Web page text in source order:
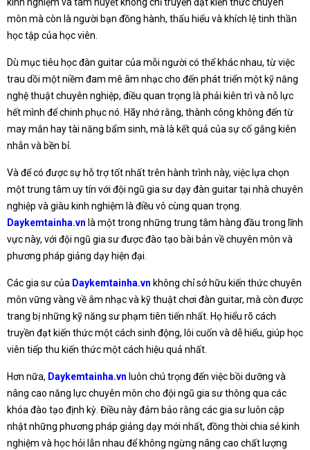
kinh nghiệm và tâm huyết không chỉ truyền đạt kiến thức chuyên
môn mà còn là người bạn đồng hành, thấu hiểu và khích lệ tinh thần
học tập của học viên.
Dù mục tiêu học đàn guitar của mỗi người có thể khác nhau, từ việc
trau dồi một niềm đam mê âm nhạc cho đến phát triển một kỹ năng
nghệ thuật chuyên nghiệp, điều quan trọng là phải kiên trì và nỗ lực
hết mình để chinh phục nó. Hãy nhớ rằng, thành công không đến từ
may mắn hay tài năng bẩm sinh, mà là kết quả của sự cố gắng kiên
nhẫn và bền bỉ.
Và để có được sự hỗ trợ tốt nhất trên hành trình này, việc lựa chọn
một trung tâm uy tín với đội ngũ gia sư dạy đàn guitar tại nhà chuyên
nghiệp và giàu kinh nghiệm là điều vô cùng quan trọng.
Daykemtainha.vn là một trong những trung tâm hàng đầu trong lĩnh
vực này, với đội ngũ gia sư được đào tạo bài bản về chuyên môn và
phương pháp giảng dạy hiện đại.
Các gia sư của Daykemtainha.vn không chỉ sở hữu kiến thức chuyên
môn vững vàng về âm nhạc và kỹ thuật chơi đàn guitar, mà còn được
trang bị những kỹ năng sư phạm tiên tiến nhất. Họ hiểu rõ cách
truyền đạt kiến thức một cách sinh động, lôi cuốn và dễ hiểu, giúp học
viên tiếp thu kiến thức một cách hiệu quả nhất.
Hơn nữa, Daykemtainha.vn luôn chú trọng đến việc bồi dưỡng và
nâng cao năng lực chuyên môn cho đội ngũ gia sư thông qua các
khóa đào tạo định kỳ. Điều này đảm bảo rằng các gia sư luôn cập
nhật những phương pháp giảng dạy mới nhất, đồng thời chia sẻ kinh
nghiệm và học hỏi lẫn nhau để không ngừng nâng cao chất lượng